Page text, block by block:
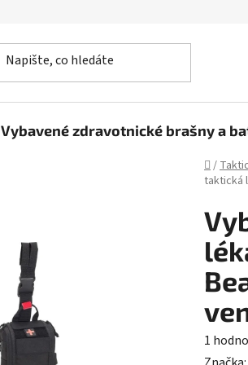
Vybavené zdravotnické brašny a
Domů
/
taktická
1